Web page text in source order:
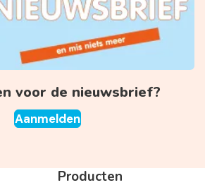
voor de nieuwsbrief?
Aanmelden
Producten